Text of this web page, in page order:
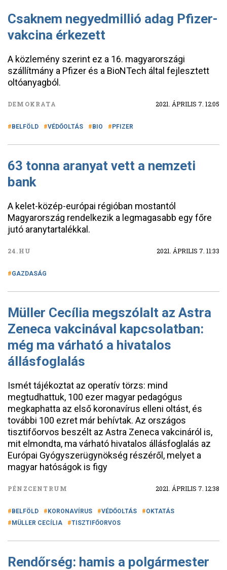
Csaknem negyedmillió adag Pfizer-
vakcina érkezett
A közlemény szerint ez a 16. magyarországi
szállítmány a Pfizer és a BioNTech által fejlesztett
oltóanyagból.
DEMOKRATA 2021. ÁPRILIS 7. 12:05
BELFÖLD VÉDŐOLTÁS BIO PFIZER
63 tonna aranyat vett a nemzeti
bank
A kelet-közép-európai régióban mostantól
Magyarország rendelkezik a legmagasabb egy főre
jutó aranytartalékkal.
24.HU 2021. ÁPRILIS 7. 11:33
GAZDASÁG
Müller Cecília megszólalt az Astra
Zeneca vakcinával kapcsolatban:
még ma várható a hivatalos
állásfoglalás
Ismét tájékoztat az operatív törzs: mind
megtudhattuk, 100 ezer magyar pedagógus
megkaphatta az első koronavírus elleni oltást, és
további 100 ezret már behívtak. Az országos
tisztifőorvos beszélt az Astra Zeneca vakcináról is,
mit elmondta, ma várható hivatalos állásfoglalás az
Európai Gyógyszerügynökség részéről, melyet a
magyar hatóságok is figy
PÉNZCENTRUM 2021. ÁPRILIS 7. 12:38
BELFÖLD KORONAVÍRUS VÉDŐOLTÁS
OKTATÁS
MÜLLER CECÍLIA
TISZTIFŐORVOS
Rendőrség: hamis a polgármester